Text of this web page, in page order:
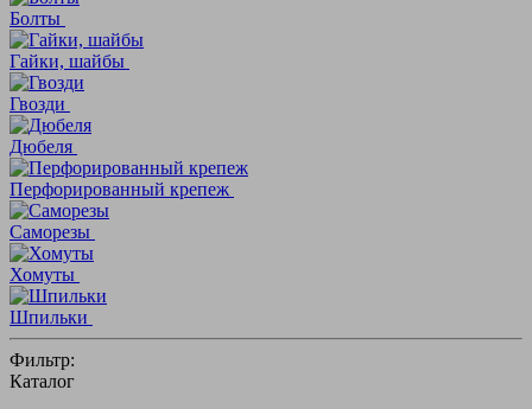
Болты
Гайки, шайбы
Гвозди
Дюбеля
Перфорированный крепеж
Саморезы
Хомуты
Шпильки
Фильтр:
Каталог